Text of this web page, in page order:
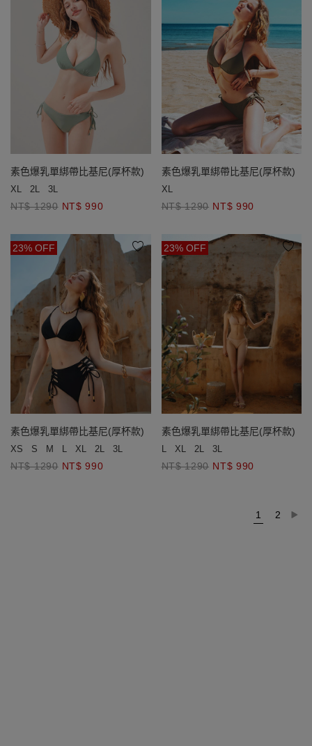
素色爆乳單綁帶比基尼(厚杯款)
XL 2L 3L
NT$ 1290 NT$ 990
素色爆乳單綁帶比基尼(厚杯款)
XL
NT$ 1290 NT$ 990
23% OFF
素色爆乳單綁帶比基尼(厚杯款)
XS S M XL 2L 3L
NT$ 1290 NT$ 990
23% OFF
素色爆乳單綁帶比基尼(厚杯款)
XL 2L 3L
NT$ 1290 NT$ 990
1 2